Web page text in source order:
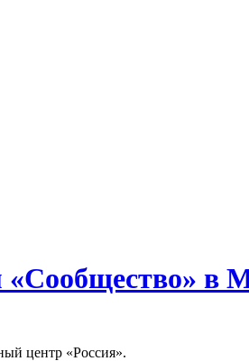
в
центр «Россия».